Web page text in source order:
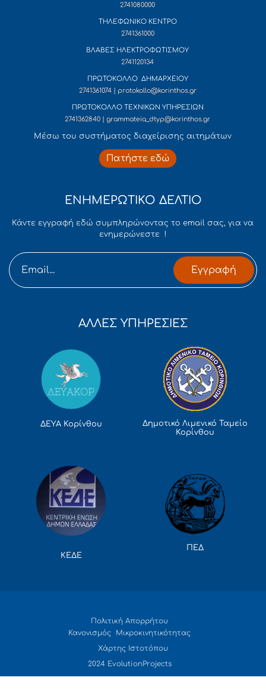
2741080000
ΤΗΛΕΦΩΝΙΚΟ ΚΕΝΤΡΟ
2741361000
ΒΛΑΒΕΣ ΗΛΕΚΤΡΟΦΩΤΙΣΜΟΥ
2741120134
ΠΡΩΤΟΚΟΛΛΟ ΔΗΜΑΡΧΕΙΟΥ
2741361074 | protokollo@korinthos.gr
ΠΡΩΤΟΚΟΛΛΟ ΤΕΧΝΙΚΩΝ ΥΠΗΡΕΣΙΩΝ
2741362840 | grammateia_dtyp@korinthos.gr
Mέσω του συστήματος διαχείρισης αιτημάτων
Πατήστε εδώ
ΕΝΗΜΕΡΩΤΙΚΟ ΔΕΛΤΙΟ
Κάντε εγγραφή εδώ συμπληρώνοντας το email σας, για να
ενημερώνεστε !
Εγγραφή
ΑΛΛΕΣ ΥΠΗΡΕΣΙΕΣ
ΔΕΥΑ Κορίνθου
Δημοτικό Λιμενικό Ταμείο
Κορίνθου
ΚΕΔΕ
ΠΕΔ
Πολιτική Απορρήτου
Κανονισμός Μικροκινητικότητας
Χάρτης Ιστοτόπου
2024 EvolutionProjects